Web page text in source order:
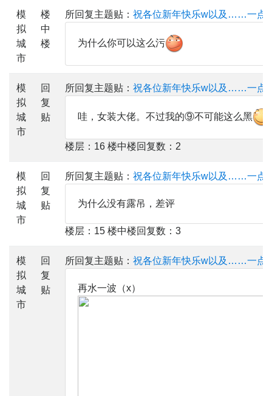
模
拟
城
市
楼
中
楼
所回复主题贴： 祝各位新年快乐w以及……一点
为什么你可以这么污
模
拟
城
市
回
复
贴
所回复主题贴： 祝各位新年快乐w以及……一点
哇，女装大佬。不过我的⑨不可能这么黑
楼层：16 楼中楼回复数：2
模
拟
城
市
回
复
贴
所回复主题贴： 祝各位新年快乐w以及……一点
为什么没有露吊，差评
楼层：15 楼中楼回复数：3
模
拟
城
市
回
复
贴
所回复主题贴： 祝各位新年快乐w以及……一点
再水一波（x）